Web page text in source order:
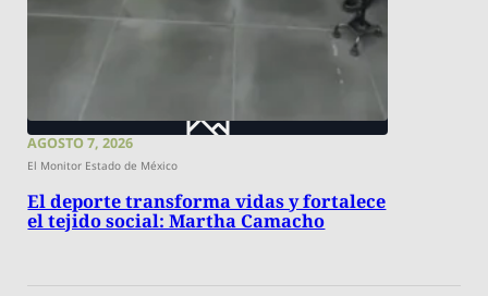
AGOSTO 7, 2026
El Monitor Estado de México
El deporte transforma vidas y fortalece
el tejido social: Martha Camacho